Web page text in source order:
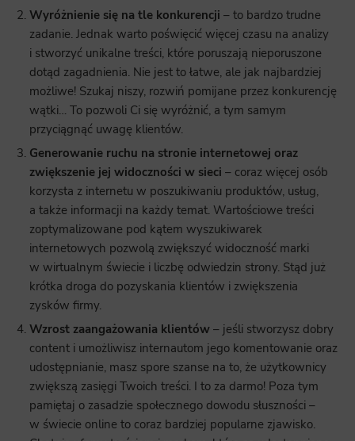
Wyróżnienie się na tle konkurencji – to bardzo trudne
zadanie. Jednak warto poświęcić więcej czasu na analizy
i stworzyć unikalne treści, które poruszają nieporuszone
dotąd zagadnienia. Nie jest to łatwe, ale jak najbardziej
możliwe! Szukaj niszy, rozwiń pomijane przez konkurencję
wątki… To pozwoli Ci się wyróżnić, a tym samym
przyciągnąć uwagę klientów.
Generowanie ruchu na stronie internetowej oraz
zwiększenie jej widoczności w sieci – coraz więcej osób
korzysta z internetu w poszukiwaniu produktów, usług,
a także informacji na każdy temat. Wartościowe treści
zoptymalizowane pod kątem wyszukiwarek
internetowych pozwolą zwiększyć widoczność marki
w wirtualnym świecie i liczbę odwiedzin strony. Stąd już
krótka droga do pozyskania klientów i zwiększenia
zysków firmy.
Wzrost zaangażowania klientów – jeśli stworzysz dobry
content i umożliwisz internautom jego komentowanie oraz
udostępnianie, masz spore szanse na to, że użytkownicy
zwiększą zasięgi Twoich treści. I to za darmo! Poza tym
pamiętaj o zasadzie społecznego dowodu słuszności –
w świecie online to coraz bardziej popularne zjawisko.